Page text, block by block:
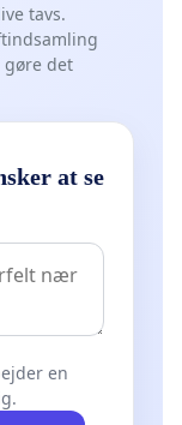
tavs.
gøre det
at se
en